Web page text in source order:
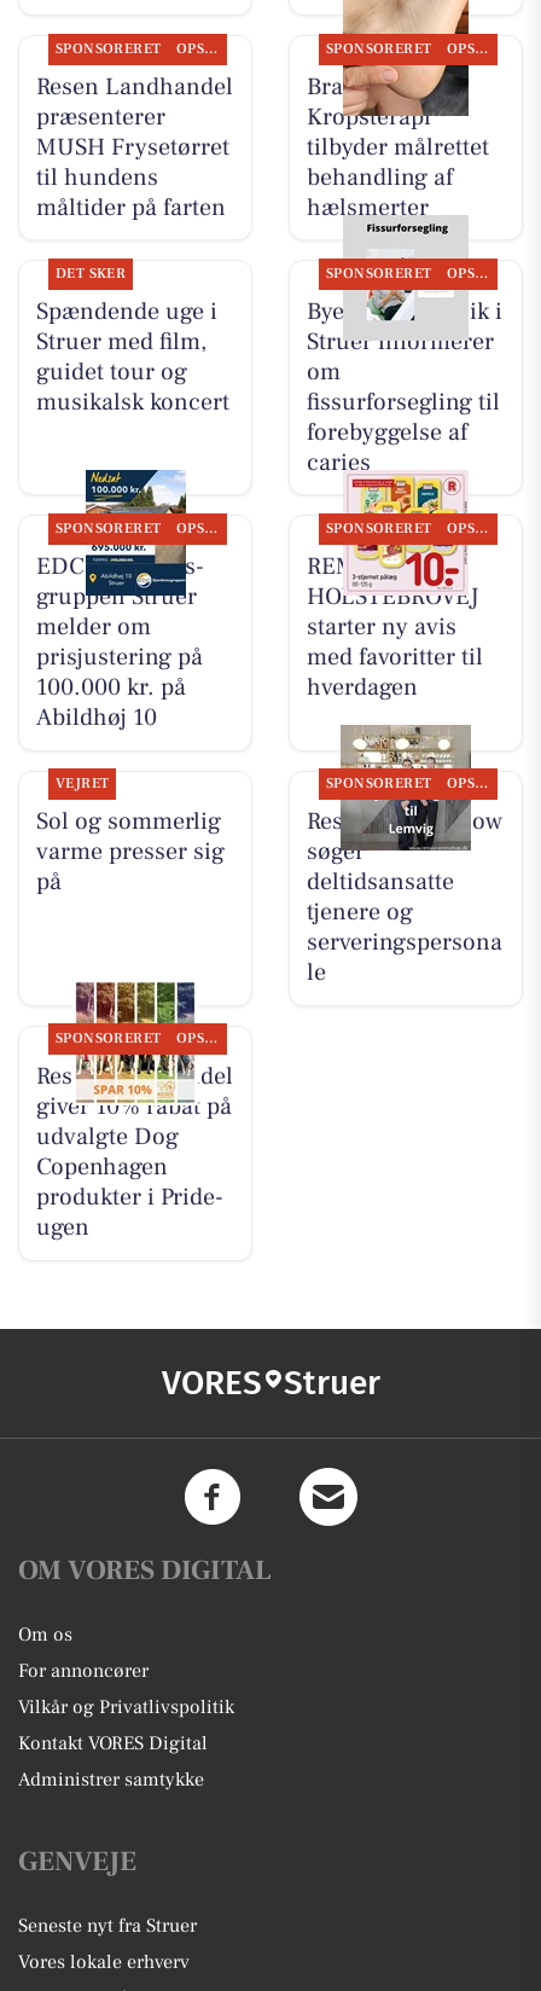
SPONSORERET OPSLAGSTAVLEN
Resen Landhandel
præsenterer
MUSH Frysetørret
til hundens
måltider på farten
SPONSORERET OPSLAGSTAVLEN
Brandsborgs
Kropsterapi
tilbyder målrettet
behandling af
hælsmerter
DET SKER
Spændende uge i
Struer med film,
guidet tour og
musikalsk koncert
SPONSORERET OPSLAGSTAVLEN
Byens Tandklinik i
Struer informerer
om
fissurforsegling til
forebyggelse af
caries
SPONSORERET OPSLAGSTAVLEN
EDC Ejen­doms­
grup­pen Struer
melder om
prisjustering på
100.000 kr. på
Abildhøj 10
SPONSORERET OPSLAGSTAVLEN
REMA 1000
HOLSTEBROVEJ
starter ny avis
med favoritter til
hverdagen
VEJRET
Sol og sommerlig
varme presser sig
på
SPONSORERET OPSLAGSTAVLEN
Restaurant Mellow
søger
deltidsansatte
tjenere og
serveringspersona
le
SPONSORERET OPSLAGSTAVLEN
Resen Landhandel
giver 10% rabat på
udvalgte Dog
Copenhagen
produkter i Pride-
ugen
VORES Struer
OM VORES DIGITAL
Om os
For annoncører
Vilkår og Privatlivspolitik
Kontakt VORES Digital
Administrer samtykke
GENVEJE
Seneste nyt fra Struer
Vores lokale erhverv